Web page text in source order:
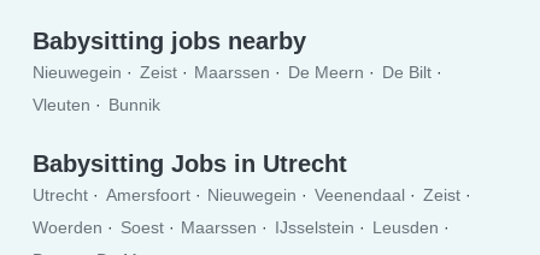
Babysitting jobs nearby
Nieuwegein Zeist Maarssen De Meern
De Bilt
Vleuten
Bunnik
Babysitting Jobs in Utrecht
Utrecht Amersfoort Nieuwegein Veenendaal
Zeist
Woerden
Soest Maarssen IJsselstein
Leusden